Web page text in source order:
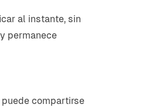
al instante, sin
permanece
compartirse